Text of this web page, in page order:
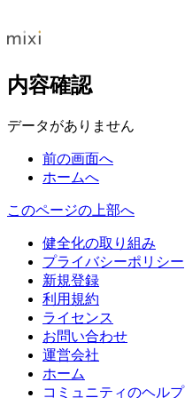
内容確認
データがありません
前の画面へ
ホームへ
このページの上部へ
健全化の取り組み
プライバシーポリシー
新規登録
利用規約
ライセンス
お問い合わせ
運営会社
ホーム
コミュニティのヘルプ